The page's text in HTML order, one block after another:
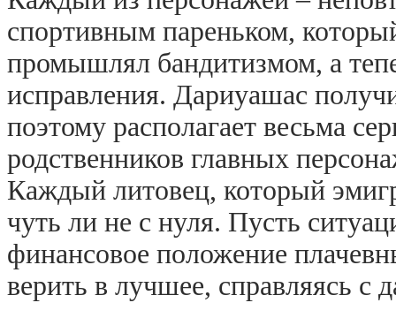
спортивным пареньком,
промышлял бандитизмом, а
исправления. Дариуашас
поэтому располагает весьма
родственников главных
Каждый литовец, который
чуть ли не с нуля. Пусть
финансовое положение
верить в лучшее, справляясь с